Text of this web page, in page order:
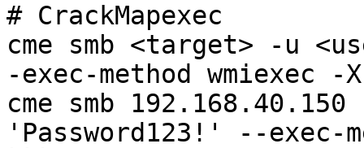
# CrackMapexec
cme smb <target> -u
-exec-method wmiexec -
cme smb
'Password123!' --exec-